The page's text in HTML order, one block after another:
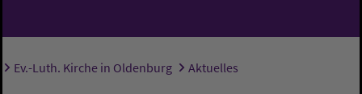
Sie sind hier:
Ev.-Luth. Kirche in Oldenburg Aktuelles